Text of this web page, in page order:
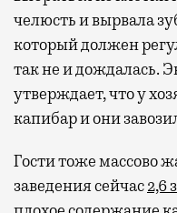
челюсть и вырвала
который должен
так не и дождалась.
утверждает, что у
капибар и они
Гости тоже массово
заведения сейчас2,6